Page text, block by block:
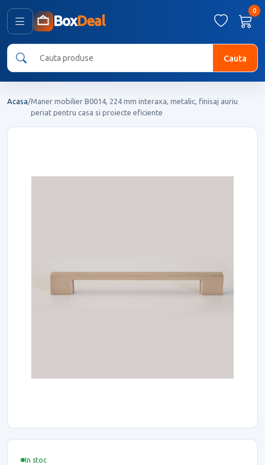
BoxDeal
0
Cauta
Acasa/Maner mobilier B0014, 224 mm interaxa, metalic, finisaj auriu
periat pentru casa si proiecte eficiente
In stoc